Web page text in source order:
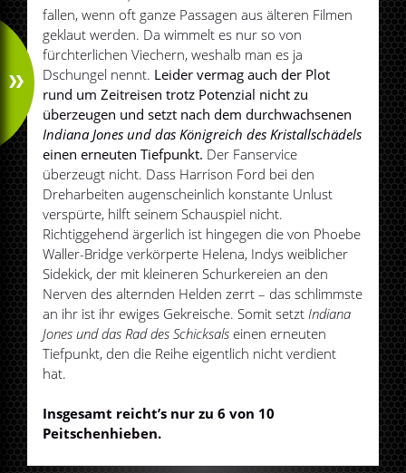
fallen, wenn oft ganze Passagen aus älteren Filmen
geklaut werden. Da wimmelt es nur so von
fürchterlichen Viechern, weshalb man es ja
Dschungel nennt. Leider vermag auch der Plot
rund um Zeitreisen trotz Potenzial nicht zu
überzeugen und setzt nach dem durchwachsenen
Indiana Jones und das Königreich des Kristallschädels
einen erneuten Tiefpunkt. Der Fanservice
überzeugt nicht. Dass Harrison Ford bei den
Dreharbeiten augenscheinlich konstante Unlust
verspürte, hilft seinem Schauspiel nicht.
Richtiggehend ärgerlich ist hingegen die von Phoebe
Waller-Bridge verkörperte Helena, Indys weiblicher
Sidekick, der mit kleineren Schurkereien an den
Nerven des alternden Helden zerrt – das schlimmste
an ihr ist ihr ewiges Gekreische. Somit setztIndiana
Jones und das Rad des Schicksals einen erneuten
Tiefpunkt, den die Reihe eigentlich nicht verdient
hat.
Insgesamt reicht’s nur zu 6 von 10
Peitschenhieben.